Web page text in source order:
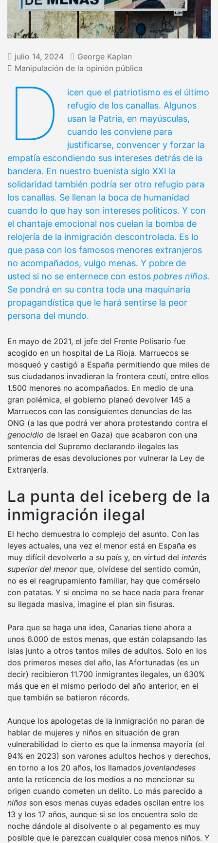
julio 14, 2024
George Kaplan
Manipulación de la opinión pública
D
icen que el patriotismo es el último
refugio de los canallas. Algunos
usan la Patria, en mayúsculas,
cuando les conviene para
justificarse, convencer y forzar la
empatía escondiendo sus intereses detrás de la
bandera. En nuestro buenista siglo XXI la
solidaridad también podría ser otro refugio para
los canallas. Se llenan la boca de humanidad
cuando lo que hay son intereses políticos. Y con
el chantaje emocional nos cuelan la bomba de
relojería de la inmigración descontrolada. Es lo
que pasa con los famosos menores extranjeros
no acompañados, vulgo menas. Y pobre de
usted si no se enternece con estos pobres niños.
Se pondrá en su contra toda una maquinaria
propagandística que le hará sentirse la peor
persona del mundo.
En mayo de 2021, el jefe del Frente Polisario fue
acogido en un hospital de La Rioja. Marruecos se
mosqueó y castigó a España permitiendo que miles de
sus ciudadanos invadieran la frontera ceutí, entre ellos
1.500 menores no acompañados. En medio de una
gran polémica, el gobierno planeó devolver 145 a
Marruecos con las consiguientes denuncias de las
ONG (a las que podrá ver ahora protestando contra el
genocidio de Israel en Gaza) que acabaron con una
sentencia del Supremo declarando ilegales las
primeras de esas devoluciones por vulnerar la Ley de
Extranjería.
La punta del iceberg de la
inmigración ilegal
El hecho demuestra lo complejo del asunto. Con las
leyes actuales, una vez el menor está en España es
muy difícil devolverlo a su país y, en virtud del interés
superior del menorque, olvídese del sentido común,
no es el reagrupamiento familiar, hay que comérselo
con patatas. Y si encima no se hace nada para frenar
su llegada masiva, imagine el plan sin fisuras.
Para que se haga una idea, Canarias tiene ahora a
unos 6.000 de estos menas, que están colapsando las
islas junto a otros tantos miles de adultos. Solo en los
dos primeros meses del año, las Afortunadas (es un
decir) recibieron 11.700 inmigrantes ilegales, un 630%
más que en el mismo periodo del año anterior, en el
que también se batieron récords.
Aunque los apologetas de la inmigración no paran de
hablar de mujeres y niños en situación de gran
vulnerabilidad lo cierto es que la inmensa mayoría (el
94% en 2023) son varones adultos hechos y derechos,
en torno a los 20 años, los llamados jovenlandeses
ante la reticencia de los medios a no mencionar su
origen cuando cometen un delito. Lo más parecido a
niños son esos menas cuyas edades oscilan entre los
13 y los 17 años, aunque si se los encuentra solo de
noche dándole al disolvente o al pegamento es muy
posible que le parezcan cualquier cosa menos niños. Y